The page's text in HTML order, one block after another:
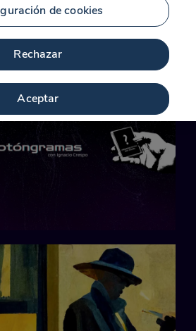
de cookies
Rechazar
Aceptar